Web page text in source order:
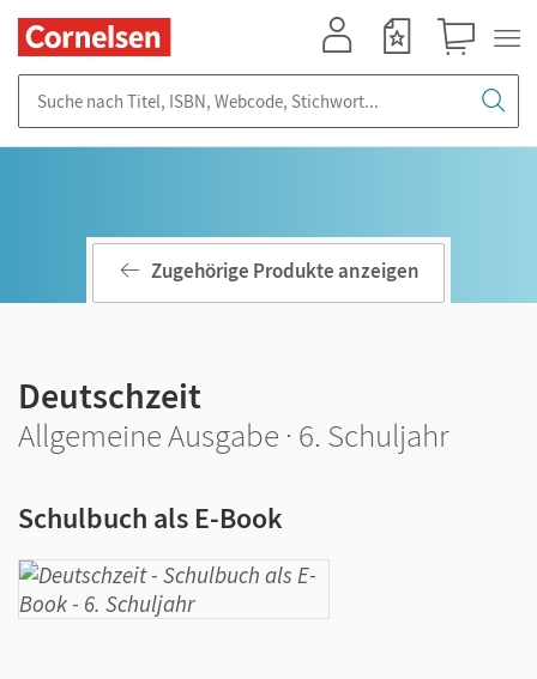
Zugehörige Produkte anzeigen
Deutschzeit
Allgemeine Ausgabe · 6. Schuljahr
Schulbuch als E-Book